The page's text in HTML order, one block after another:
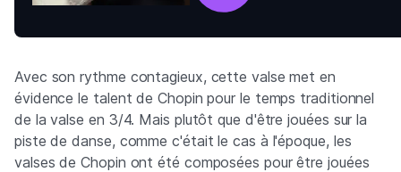
Avec son rythme contagieux, cette valse met en
évidence le talent de Chopin pour le temps traditionnel
de la valse en 3/4. Mais plutôt que d'être jouées sur la
piste de danse, comme c'était le cas à l'époque, les
valses de Chopin ont été composées pour être jouées